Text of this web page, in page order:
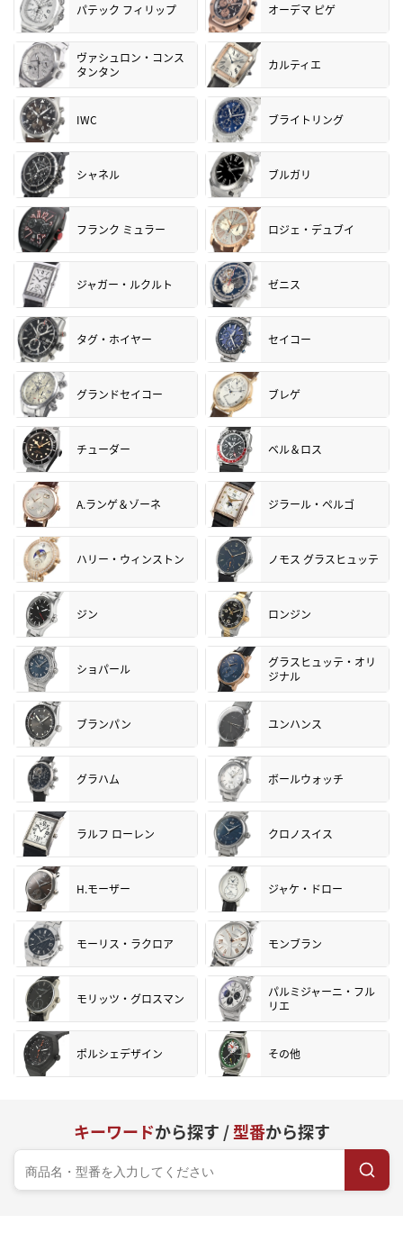
パテック フィリップ オーデマ ピゲ
ヴァシュロン・コンス
タンタン
カルティエ
IWC ブライトリング
シャネル ブルガリ
フランク ミュラー ロジェ・デュブイ
ジャガー・ルクルト ゼニス
タグ・ホイヤー セイコー
グランドセイコー ブレゲ
チューダー ベル＆ロス
A.ランゲ＆ゾーネ ジラール・ペルゴ
ハリー・ウィンストン ノモス グラスヒュッテ
ジン ロンジン
ショパール
グラスヒュッテ・オリ
ジナル
ブランパン ユンハンス
グラハム ボールウォッチ
ラルフ ローレン クロノスイス
H.モーザー ジャケ・ドロー
モーリス・ラクロア モンブラン
モリッツ・グロスマン
パルミジャーニ・フル
リエ
ポルシェデザイン その他
キーワードから探す /型番から探す